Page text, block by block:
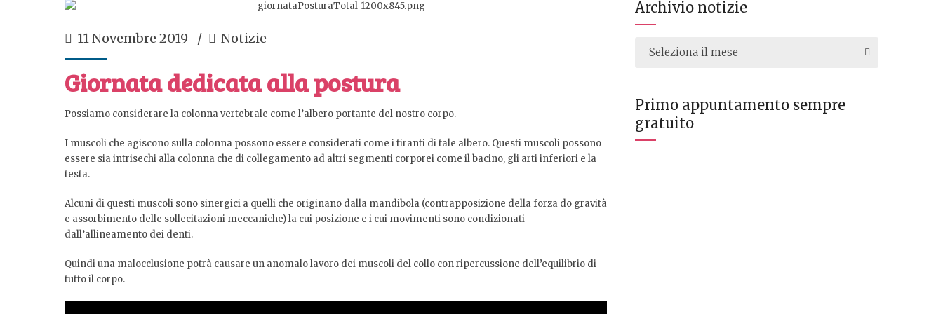
11 Novembre 2019 Notizie
Giornata dedicata alla postura
Possiamo considerare la colonna vertebrale come l’albero portante del nostro corpo.
I muscoli che agiscono sulla colonna possono essere considerati come i tiranti di tale albero. Questi muscoli possono
essere sia intrisechi alla colonna che di collegamento ad altri segmenti corporei come il bacino, gli arti inferiori e la
testa.
Alcuni di questi muscoli sono sinergici a quelli che originano dalla mandibola (contrapposizione della forza do gravità
e assorbimento delle sollecitazioni meccaniche) la cui posizione e i cui movimenti sono condizionati
dall’allineamento dei denti.
Quindi una malocclusione potrà causare un anomalo lavoro dei muscoli del collo con ripercussione dell’equilibrio di
tutto il corpo.
Archivio notizie
Seleziona il mese
Primo appuntamento sempre
gratuito